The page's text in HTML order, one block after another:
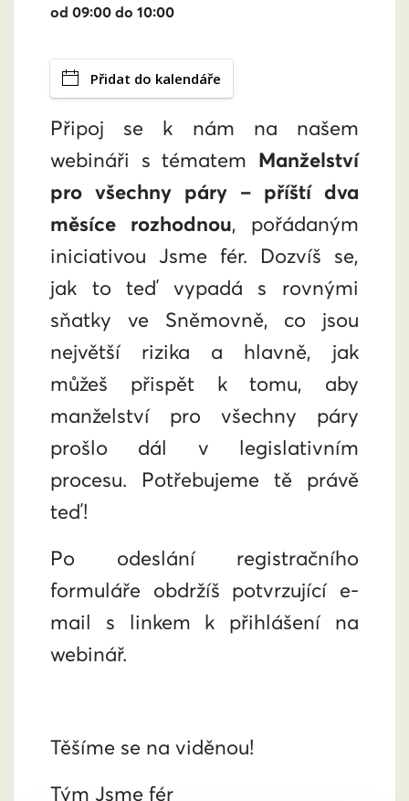
od 09:00 do 10:00
Přidat do kalendáře
Připoj se k nám na našem
webináři s tématem Manželství
pro všechny páry – příští dva
měsíce rozhodnou, pořádaným
iniciativou Jsme fér. Dozvíš se,
jak to teď vypadá s rovnými
sňatky ve Sněmovně, co jsou
největší rizika a hlavně, jak
můžeš přispět k tomu, aby
manželství pro všechny páry
prošlo dál v legislativním
procesu. Potřebujeme tě právě
teď!
Po odeslání registračního
formuláře obdržíš potvrzující e-
mail s linkem k přihlášení na
webinář.
Těšíme se na viděnou!
Tým Jsme fér